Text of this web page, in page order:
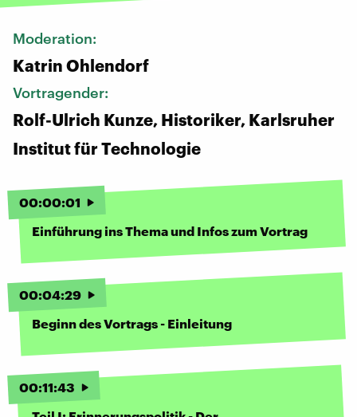
Moderation:
Katrin Ohlendorf
Vortragender:
Rolf-Ulrich Kunze, Historiker, Karlsruher
Institut für Technologie
00:00:01
Einführung ins Thema und Infos zum Vortrag
00:04:29
Beginn des Vortrags - Einleitung
00:11:43